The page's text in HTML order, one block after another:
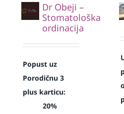
Dr Obeji –
Stomatološka
ordinacija
Popust uz
Porodičnu 3
plus karticu:
20%